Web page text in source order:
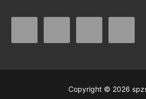
Copyright © 2026